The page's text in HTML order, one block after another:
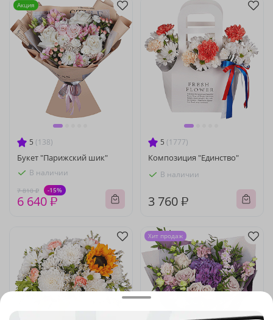
5 (138)
Букет "Парижский шик"
В наличии
7 810 ₽ -15%
6 640 ₽
Акция
5 (1777)
Композиция "Единство"
В наличии
3 760 ₽
Хит продаж